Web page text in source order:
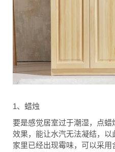
1、蜡烛
要是感觉居室过于潮湿，点
效果，能让水汽无法凝结，
家里已经出现霉味，可以采